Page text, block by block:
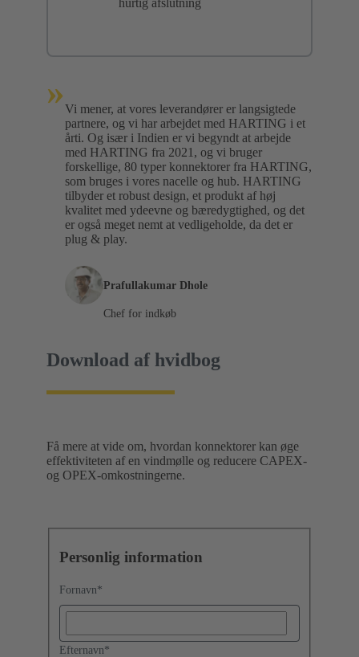
hurtig afslutning
»Vi mener, at vores leverandører er langsigtede
partnere, og vi har arbejdet med HARTING i et
årti. Og især i Indien er vi begyndt at arbejde
med HARTING fra 2021, og vi bruger
forskellige, 80 typer konnektorer fra HARTING,
som bruges i vores nacelle og hub. HARTING
tilbyder et robust design, et produkt af høj
kvalitet med ydeevne og bæredygtighed, og det
er også meget nemt at vedligeholde, da det er
plug & play.
Prafullakumar Dhole
Chef for indkøb
Download af hvidbog
Få mere at vide om, hvordan konnektorer kan øge
effektiviteten af en vindmølle og reducere CAPEX-
og OPEX-omkostningerne.
Personlig information
Fornavn*
Efternavn*